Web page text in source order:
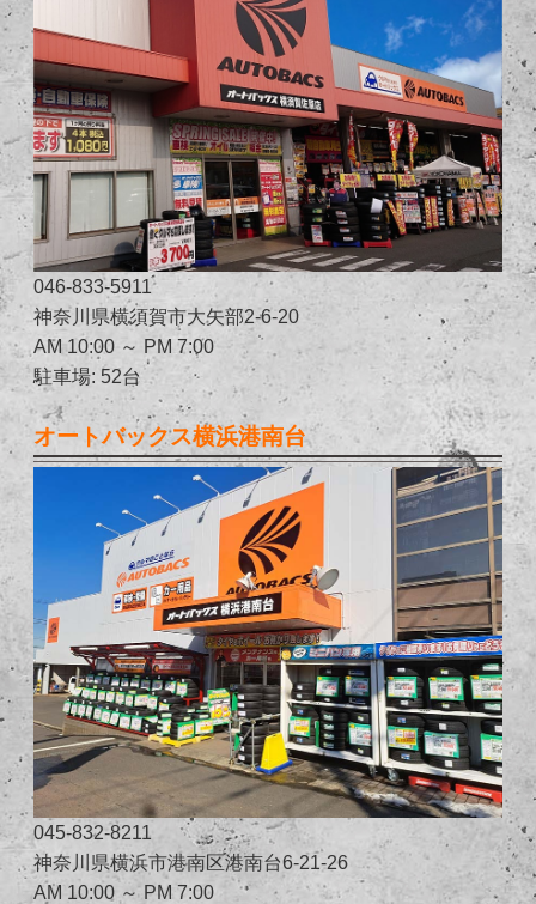
046-833-5911
神奈川県横須賀市大矢部2-6-20
AM 10:00 ～ PM 7:00
駐車場: 52台
オートバックス横浜港南台
045-832-8211
神奈川県横浜市港南区港南台6-21-26
AM 10:00 ～ PM 7:00